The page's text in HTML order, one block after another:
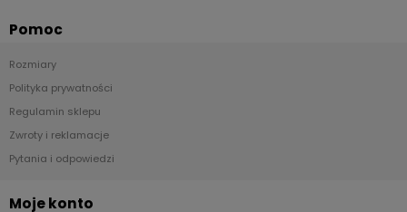
Pomoc
Rozmiary
Polityka prywatności
Regulamin sklepu
Zwroty i reklamacje
Pytania i odpowiedzi
Moje konto